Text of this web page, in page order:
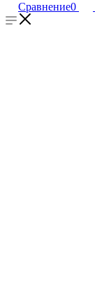
Сравнение0